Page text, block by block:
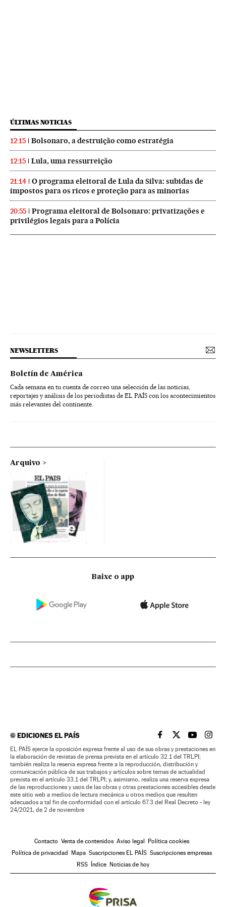
ÚLTIMAS NOTICIAS
12:15 Bolsonaro, a destruição como estratégia
12:15 Lula, uma ressurreição
21:14
O programa eleitoral de Lula da Silva: subidas de
impostos para os ricos e proteção para as minorias
20:55
Programa eleitoral de Bolsonaro: privatizações e
privilégios legais para a Polícia
NEWSLETTERS
Boletín de América
Cada semana en tu cuenta de correo una selección de las noticias,
reportajes y análisis de los periodistas de EL PAÍS con los acontecimientos
más relevantes del continente.
Arquivo
Baixe o app
©EDICIONES EL PAÍS EL PAÍS BRASIL EN
EL PAÍSEL PAÍS
EL
EL PAÍS ejerce la oposición expresa frente al uso de sus obras y prestaciones en
la elaboración de revistas de prensa prevista en el artículo 32.1 del TRLPI;
también realiza la reserva expresa frente a la reproducción, distribución y
comunicación pública de sus trabajos y artículos sobre temas de actualidad
prevista en el artículo 33.1 del TRLPI; y, asimismo, realiza una reserva expresa
de las reproducciones y usos de las obras y otras prestaciones accesibles desde
este sitio web a medios de lectura mecánica u otros medios que resulten
adecuados a tal fin de conformidad con el artículo 67.3 del Real Decreto - ley
24/2021, de 2 de noviembre
Contacto Venta de contenidos Aviso legal
Política cookies
Política de privacidad
Mapa Suscripciones EL PAÍS Suscripciones empresas
RSS
Índice Noticias de hoy